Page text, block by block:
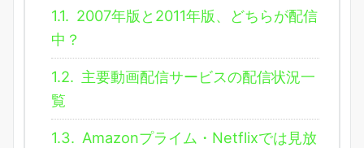
1.1. 2007年版と2011年版、どちらが配信
中？
1.2. 主要動画配信サービスの配信状況一
覧
1.3. Amazonプライム・Netflixでは見放